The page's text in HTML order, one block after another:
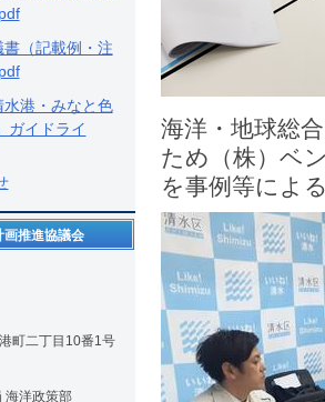
書（記載例・注
水港・みなと色
ガイドライ
画推進協議会
町二丁目10番1号
海洋政策部
海洋・地球総
ため（株）ベ
を事例等によ